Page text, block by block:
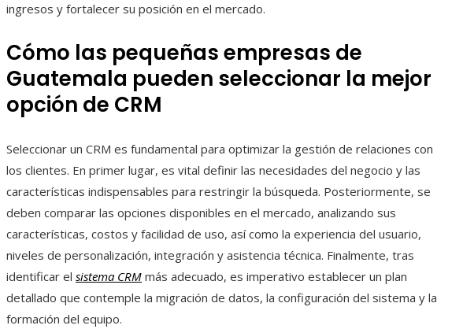
ingresos y fortalecer su posición en el mercado.
Cómo las pequeñas empresas de
Guatemala pueden seleccionar la mejor
opción de CRM
Seleccionar un CRM es fundamental para optimizar la gestión de relaciones con
los clientes. En primer lugar, es vital definir las necesidades del negocio y las
características indispensables para restringir la búsqueda. Posteriormente, se
deben comparar las opciones disponibles en el mercado, analizando sus
características, costos y facilidad de uso, así como la experiencia del usuario,
niveles de personalización, integración y asistencia técnica. Finalmente, tras
identificar el sistema CRM más adecuado, es imperativo establecer un plan
detallado que contemple la migración de datos, la configuración del sistema y la
formación del equipo.